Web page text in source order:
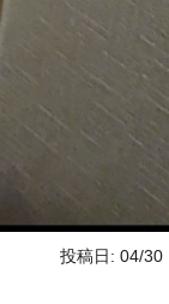
投稿日: 04/30